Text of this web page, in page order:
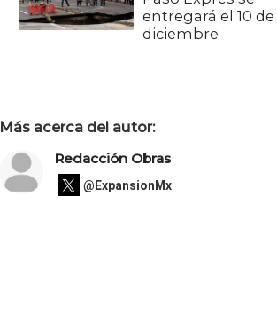
entregará el 10 de
diciembre
Más acerca del autor:
Redacción Obras
@ExpansionMx